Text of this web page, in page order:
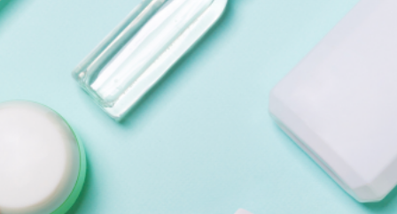
PROGETTI
TEATRO
RASSEGNA STAMPA
FAI IL QUIZ!